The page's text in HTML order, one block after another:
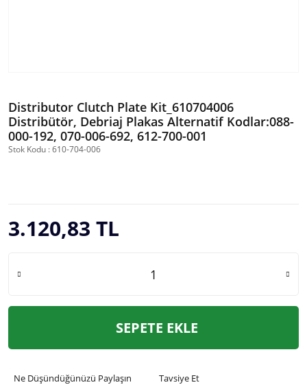
Distributor Clutch Plate Kit_610704006
Distribütör, Debriaj Plakas Alternatif Kodlar:088-
000-192, 070-006-692, 612-700-001
Stok Kodu : 610-704-006
3.120,83 TL
SEPETE EKLE
Ne Düşündüğünüzü Paylaşın
Tavsiye Et